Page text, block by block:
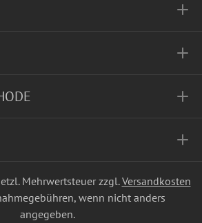
Mehrwertsteuer zzgl.Versandkosten
wenn nicht anders
angegeben.